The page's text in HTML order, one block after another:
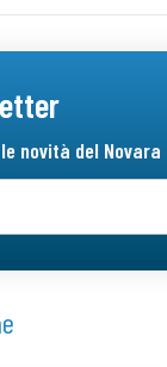
novità del Novara